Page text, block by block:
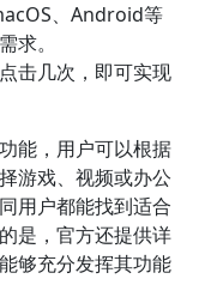
、Android等
求。
击几次，即可实现
能，用户可以根据
游戏、视频或办公
用户都能找到适合
是，官方还提供详
够充分发挥其功能